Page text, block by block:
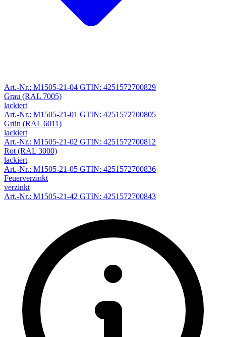
Art.-Nr.: M1505-21-04 GTIN: 4251572700829
Grau (RAL 7005)
lackiert
Art.-Nr.: M1505-21-01 GTIN: 4251572700805
Grün (RAL 6011)
lackiert
Art.-Nr.: M1505-21-02 GTIN: 4251572700812
Rot (RAL 3000)
lackiert
Art.-Nr.: M1505-21-05 GTIN: 4251572700836
Feuerverzinkt
verzinkt
Art.-Nr.: M1505-21-42 GTIN: 4251572700843